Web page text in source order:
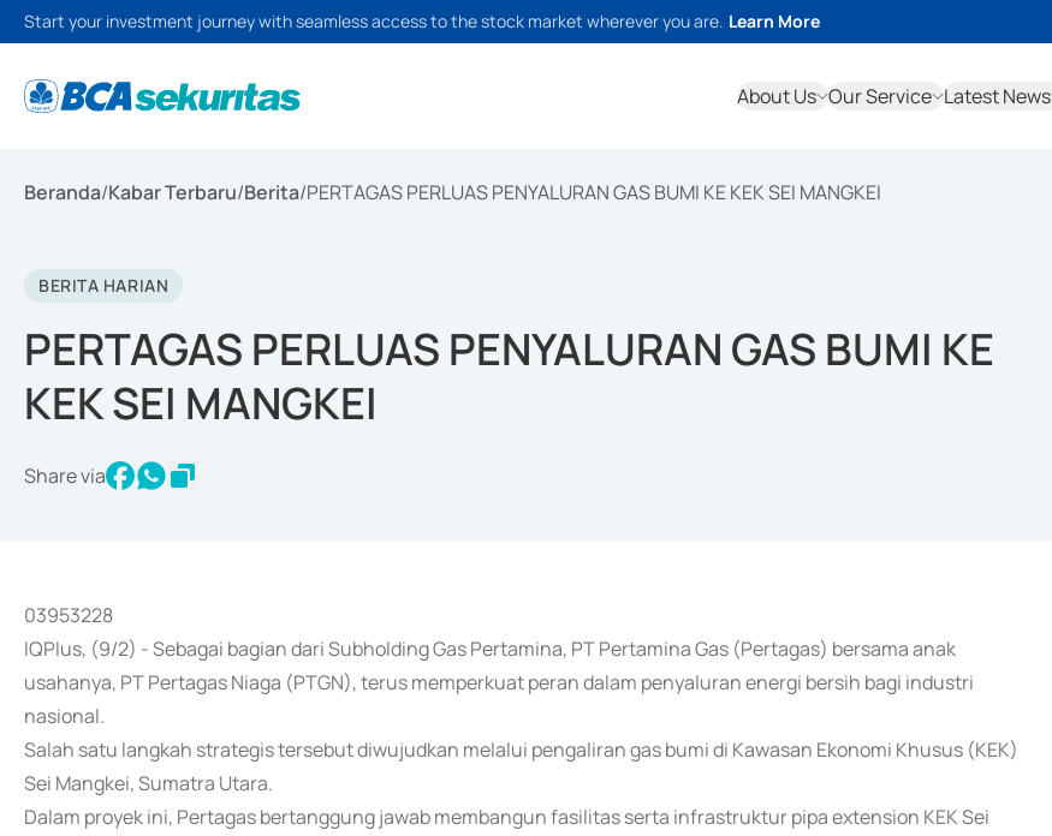
Start your investment journey with seamless access to the stock market wherever you are. Learn More
About Us Our Service Latest News
Beranda/Kabar Terbaru/Berita/PERTAGAS PERLUAS PENYALURAN GAS BUMI KE KEK SEI MANGKEI
BERITA HARIAN
PERTAGAS PERLUAS PENYALURAN GAS BUMI KE
KEK SEI MANGKEI
Share via
03953228
IQPlus, (9/2) - Sebagai bagian dari Subholding Gas Pertamina, PT Pertamina Gas (Pertagas) bersama anak
usahanya, PT Pertagas Niaga (PTGN), terus memperkuat peran dalam penyaluran energi bersih bagi industri
nasional.
Salah satu langkah strategis tersebut diwujudkan melalui pengaliran gas bumi di Kawasan Ekonomi Khusus (KEK)
Sei Mangkei, Sumatra Utara.
Dalam proyek ini, Pertagas bertanggung jawab membangun fasilitas serta infrastruktur pipa extension KEK Sei